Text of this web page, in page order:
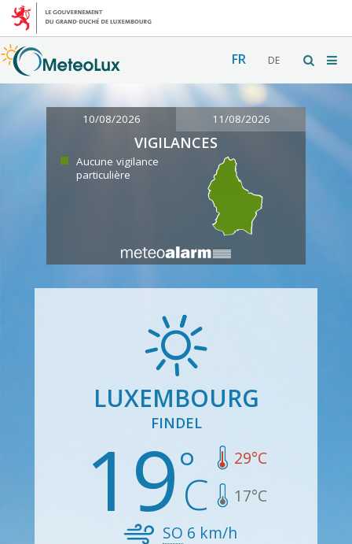
FR DE
10/08/2026 11/08/2026
VIGILANCES
Aucune vigilance
particulière
LUXEMBOURG
FINDEL
19 29°C
17°C
SO 6 km/h